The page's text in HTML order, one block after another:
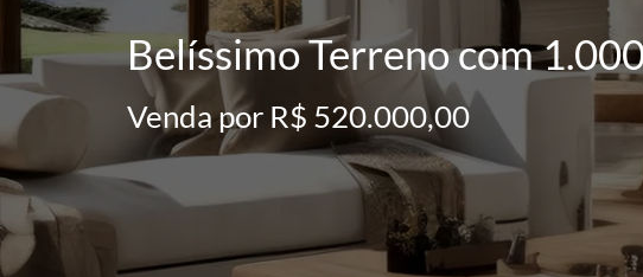
Belíssimo Terreno com
Venda por R$ 520.000,00